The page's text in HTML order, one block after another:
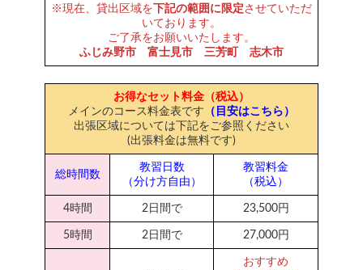
※現在、貸出区域を 下記の範囲に限定させていただ
いております。
ご了承をお願いいたします。
ふじみ野市 富士見市 三芳町 志木市
お得なセット料金（税込）
メインのコース料金表です （目安はこちら）
出張区域については下記をご参照ください
(出張料金は無料です)
総時間数
教習日数
（分け方自由）
教習料金
（税込）
4時間 2日間で 23,500円
5時間 2日間で 27,000円
おすすめ